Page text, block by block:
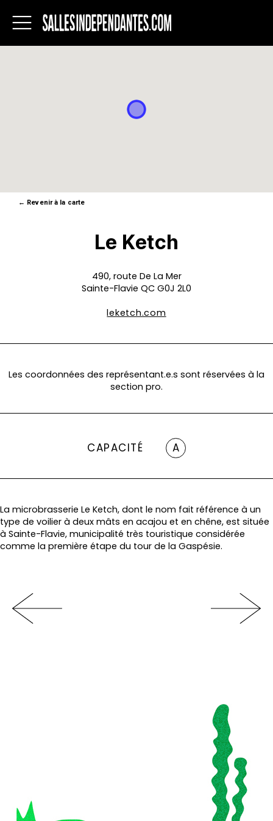
← Revenir à la carte
Le Ketch
490, route De La Mer
Sainte-Flavie QC G0J 2L0
leketch.com
Les coordonnées des représentant.e.s sont réservées à la
section pro.
CAPACITÉ A
La microbrasserie Le Ketch, dont le nom fait référence à un
type de voilier à deux mâts en acajou et en chêne, est située
à Sainte-Flavie, municipalité très touristique considérée
comme la première étape du tour de la Gaspésie.